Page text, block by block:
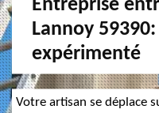
Entreprise
Lannoy
expérimenté
Votre artisan se déplace